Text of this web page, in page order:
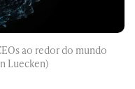
ao redor do mundo
Luecken)